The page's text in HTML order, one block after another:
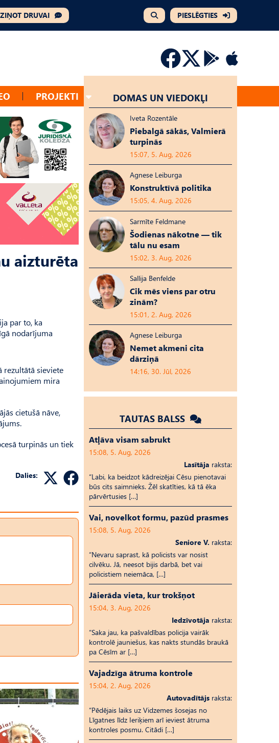
ZIŅOT DRUVAI PIESLĒGTIES
PROJEKTI
aizturēta
par to, ka
nodarījuma
rezultātā sieviete
mira
cietušā nāve,
turpinās un tiek
Dalies:
DOMAS UN VIEDOKĻI
Iveta Rozentāle
Piebalgā sākās, Valmierā
turpinās
15:07, 5. Aug, 2026
Agnese Leiburga
Konstruktīvā politika
15:05, 4. Aug, 2026
Sarmīte Feldmane
Šodienas nākotne — tik
tālu nu esam
15:02, 3. Aug, 2026
Sallija Benfelde
Cik mēs viens par otru
zinām?
15:01, 2. Aug, 2026
Agnese Leiburga
Nemet akmeni cita
dārziņā
14:16, 30. Jūl, 2026
TAUTAS BALSS
Atļāva visam sabrukt
15:08, 5. Aug, 2026
Lasītāja raksta:
“Labi, ka beidzot kādreizējai Cēsu pienotavai
būs cits saimnieks. Žēl skatīties, kā tā ēka
pārvērtusies […]
Vai, novelkot formu, pazūd prasmes
15:08, 5. Aug, 2026
Seniore V. raksta:
“Nevaru saprast, kā policists var nosist
cilvēku. Jā, neesot bijis darbā, bet vai
policistiem neiemāca, […]
Jāierāda vieta, kur trokšņot
15:04, 3. Aug, 2026
Iedzīvotāja raksta:
“Saka jau, ka pašvaldības policija vairāk
kontrolē jauniešus, kas nakts stundās braukā
pa Cēsīm ar […]
Vajadzīga ātruma kontrole
15:04, 2. Aug, 2026
Autovadītājs raksta:
“Pēdējais laiks uz Vid­ze­mes šosejas no
Līgatnes līdz Ieriķiem arī ieviest ātruma
kontroles posmu. Citādi […]